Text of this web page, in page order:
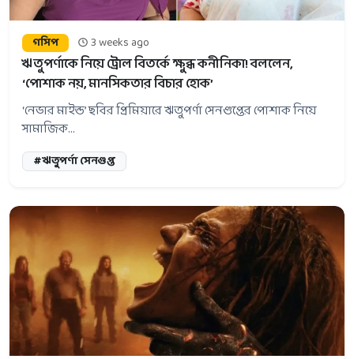
গসিপ 3 weeks ago
ঋতুপর্ণাকে নিয়ে ট্রোল বিতর্কে ক্ষুব্ধ কনীনিকা! বললেন,
‘পোশাক নয়, মানসিকতার বিচার হোক’
‘নেভার মাইন্ড’ ছবির প্রিমিয়ারে ঋতুপর্ণা সেনগুপ্তের পোশাক নিয়ে
সামাজিক...
#ঋতুপর্ণা সেনগুপ্ত